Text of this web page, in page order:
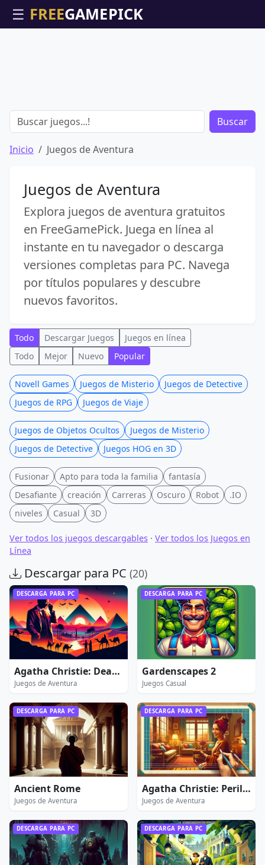
☰
Buscar
Inicio Juegos de Aventura
Juegos de Aventura
Explora juegos de aventura gratuitos
en FreeGamePick. Juega en línea al
instante en tu navegador o descarga
versiones completas para PC. Navega
por títulos populares y descubre
nuevos favoritos.
Todo Descargar Juegos
Juegos en línea
Todo
Mejor Nuevo Popular
Novell Games Juegos de Misterio
Juegos de Detective
Juegos de RPG
Juegos de Viaje
Juegos de Objetos Ocultos
Juegos de Misterio
Juegos de Detective
Juegos HOG en 3D
Fusionar Apto para toda la familia
fantasía
Desafiante
creación Carreras Oscuro Robot
.IO
niveles
Casual 3D
Ver todos los juegos descargables · Ver todos los Juegos en
Línea
Descargar para PC (20)
DESCARGA PARA PC
Agatha Christie: Death on the Nile
Juegos de Aventura
DESCARGA PARA PC
Gardenscapes 2
Juegos Casual
DESCARGA PARA PC
Ancient Rome
Juegos de Aventura
DESCARGA PARA PC
Agatha Christie: Peril at End House
Juegos de Aventura
DESCARGA PARA PC DESCARGA PARA PC